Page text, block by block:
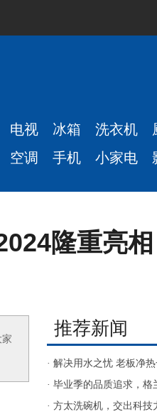
电视 冰箱 洗衣机
空调
手机 小家电
隆重亮相
推荐新闻
· 解决用水之忧 老板净
相
· 毕业季的品质追求，
式感
· 方太洗碗机，交出科